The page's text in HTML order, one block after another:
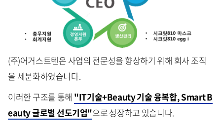
(주)어거스트텐은 사업의 전문성을 향상하기 위해 회사 조직
을 세분화하였습니다.
이러한 구조를 통해 "IT기술+Beauty 기술 융복합, Smart B
eauty 글로벌 선도기업"으로 성장하고 있습니다.